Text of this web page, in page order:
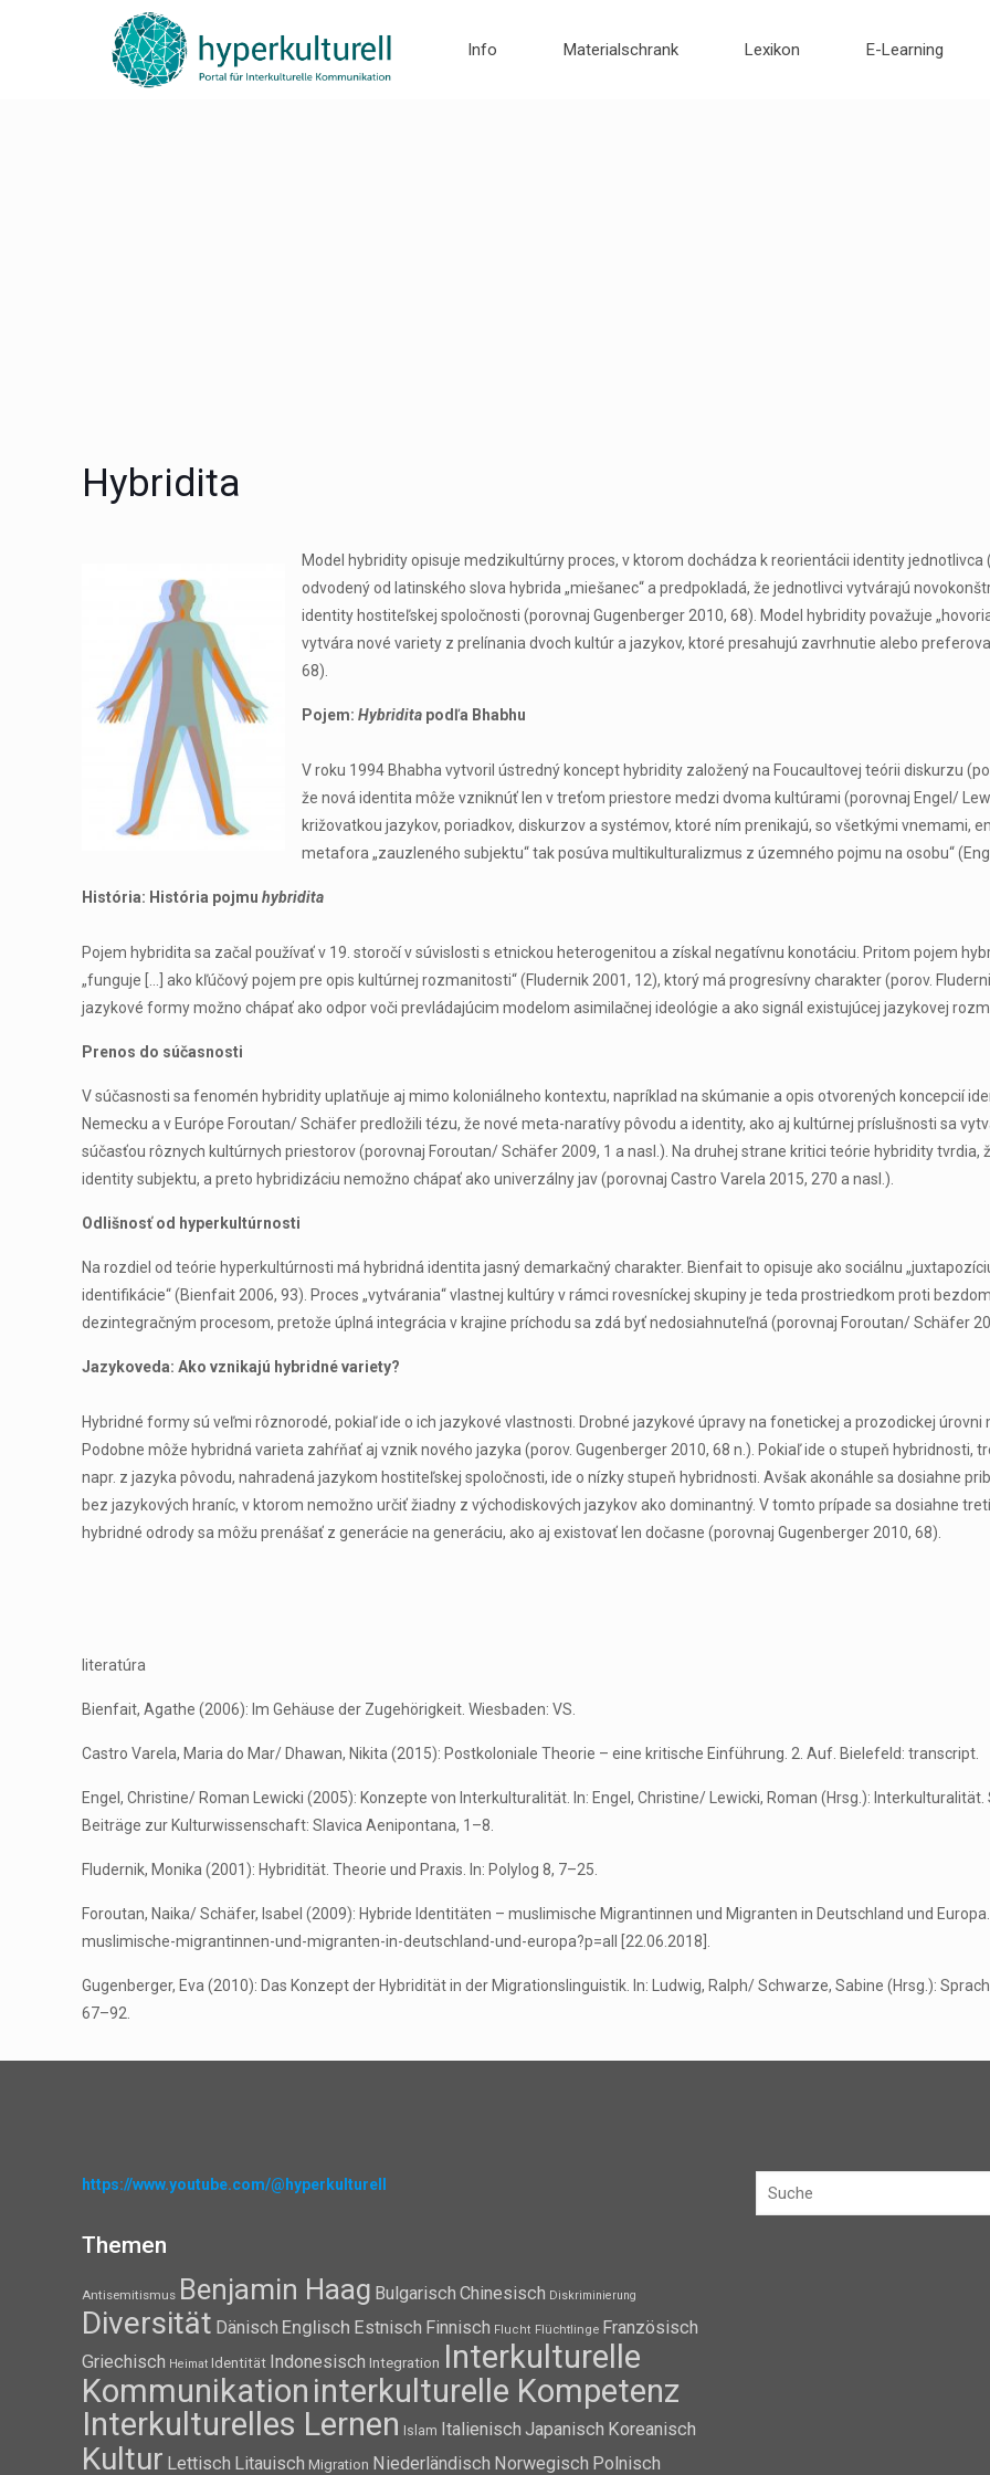
Info Materialschrank Lexikon E-Learning
Hybridita
Model hybridity opisuje medzikultúrny proces, v ktorom dochádza k reorientácii identity
odvodený od latinského slova hybrida „miešanec“ a predpokladá, že jednotlivci vytvárajú
identity hostiteľskej spoločnosti (porovnaj Gugenberger 2010, 68). Model hybridity považuje
vytvára nové variety z prelínania dvoch kultúr a jazykov, ktoré presahujú zavrhnutie alebo
68).
Pojem:Hybridita podľa Bhabhu
V roku 1994 Bhabha vytvoril ústredný koncept hybridity založený na Foucaultovej teórii diskurzu
že nová identita môže vzniknúť len v treťom priestore medzi dvoma kultúrami (porovnaj Engel/
križovatkou jazykov, poriadkov, diskurzov a systémov, ktoré ním prenikajú, so všetkými vnemami,
metafora „zauzleného subjektu“ tak posúva multikulturalizmus z územného pojmu na osobu“
História: História pojmuhybridita
Pojem hybridita sa začal používať v 19. storočí v súvislosti s etnickou heterogenitou a získal negatívnu konotáciu. Pritom pojem
„funguje […] ako kľúčový pojem pre opis kultúrnej rozmanitosti“ (Fludernik 2001, 12), ktorý má progresívny charakter (porov.
jazykové formy možno chápať ako odpor voči prevládajúcim modelom asimilačnej ideológie a ako signál existujúcej jazykovej
Prenos do súčasnosti
V súčasnosti sa fenomén hybridity uplatňuje aj mimo koloniálneho kontextu, napríklad na skúmanie a opis otvorených koncepcií
Nemecku a v Európe Foroutan/ Schäfer predložili tézu, že nové meta-naratívy pôvodu a identity, ako aj kultúrnej príslušnosti sa
súčasťou rôznych kultúrnych priestorov (porovnaj Foroutan/ Schäfer 2009, 1 a nasl.). Na druhej strane kritici teórie hybridity
identity subjektu, a preto hybridizáciu nemožno chápať ako univerzálny jav (porovnaj Castro Varela 2015, 270 a nasl.).
Odlišnosť od hyperkultúrnosti
Na rozdiel od teórie hyperkultúrnosti má hybridná identita jasný demarkačný charakter. Bienfait to opisuje ako sociálnu
identifikácie“ (Bienfait 2006, 93). Proces „vytvárania“ vlastnej kultúry v rámci rovesníckej skupiny je teda prostriedkom proti
dezintegračným procesom, pretože úplná integrácia v krajine príchodu sa zdá byť nedosiahnuteľná (porovnaj Foroutan/ Schäfer
Jazykoveda: Ako vznikajú hybridné variety?
Hybridné formy sú veľmi rôznorodé, pokiaľ ide o ich jazykové vlastnosti. Drobné jazykové úpravy na fonetickej a prozodickej
Podobne môže hybridná varieta zahŕňať aj vznik nového jazyka (porov. Gugenberger 2010, 68 n.). Pokiaľ ide o stupeň hybridnosti,
napr. z jazyka pôvodu, nahradená jazykom hostiteľskej spoločnosti, ide o nízky stupeň hybridnosti. Avšak akonáhle sa dosiahne
bez jazykových hraníc, v ktorom nemožno určiť žiadny z východiskových jazykov ako dominantný. V tomto prípade sa dosiahne
hybridné odrody sa môžu prenášať z generácie na generáciu, ako aj existovať len dočasne (porovnaj Gugenberger 2010, 68).
literatúra
Bienfait, Agathe (2006): Im Gehäuse der Zugehörigkeit. Wiesbaden: VS.
Castro Varela, Maria do Mar/ Dhawan, Nikita (2015): Postkoloniale Theorie – eine kritische Einführung. 2. Auf. Bielefeld: transcript.
Engel, Christine/ Roman Lewicki (2005): Konzepte von Interkulturalität. In: Engel, Christine/ Lewicki, Roman (Hrsg.):
Beiträge zur Kulturwissenschaft: Slavica Aenipontana, 1–8.
Fludernik, Monika (2001): Hybridität. Theorie und Praxis. In: Polylog 8, 7–25.
Foroutan, Naika/ Schäfer, Isabel (2009): Hybride Identitäten – muslimische Migrantinnen und Migranten in Deutschland und
muslimische-migrantinnen-und-migranten-in-deutschland-und-europa?p=all [22.06.2018].
Gugenberger, Eva (2010): Das Konzept der Hybridität in der Migrationslinguistik. In: Ludwig, Ralph/ Schwarze, Sabine (Hrsg.):
67–92.
https://www.youtube.com/@hyperkulturell
Themen
Antisemitismus Benjamin Haag Bulgarisch Chinesisch Diskriminierung
Diversität Dänisch Englisch Estnisch Finnisch Flucht Flüchtlinge Französisch
Griechisch Heimat Identität Indonesisch Integration Interkulturelle
Kommunikation interkulturelle Kompetenz
Interkulturelles Lernen
Islam Italienisch Japanisch Koreanisch
Kultur Lettisch Litauisch Migration Niederländisch Norwegisch Polnisch